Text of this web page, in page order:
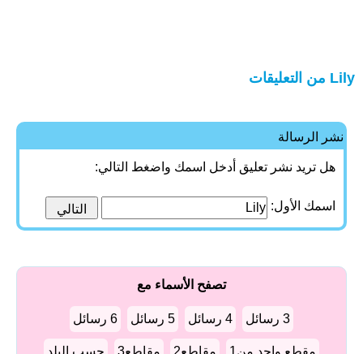
Lily من التعليقات
نشر الرسالة
هل تريد نشر تعليق أدخل اسمك واضغط التالي:
اسمك الأول:
تصفح الأسماء مع
3 رسائل 4 رسائل 5 رسائل 6 رسائل
مقطع واحد من1 مقاطع2 مقاطع3 حسب البلد